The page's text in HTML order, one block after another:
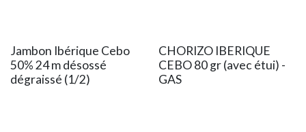
Jambon Ibérique Cebo
50% 24 m désossé
dégraissé (1/2)
CHORIZO IBERIQUE
CEBO 80 gr (avec étui) -
GAS